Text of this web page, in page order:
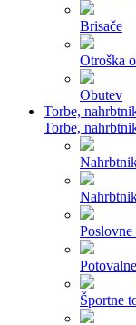
Brisače
Otroška
Obutev
Torbe,
Torbe,
Športne